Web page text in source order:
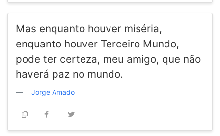
Mas enquanto houver miséria,
enquanto houver Terceiro Mundo,
pode ter certeza, meu amigo, que não
haverá paz no mundo.
Jorge Amado